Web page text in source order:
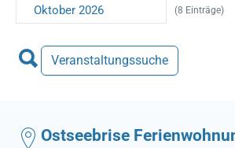
Oktober 2026 (8 Einträge)
Veranstaltungssuche
Ostseebrise